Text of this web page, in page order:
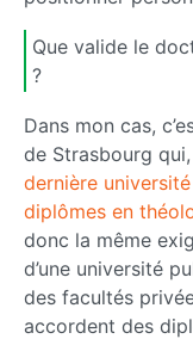
Que valide le
?
Dans mon cas,
de Strasbourg
dernière
diplômes en
donc la même
d’une université
des facultés
accordent des